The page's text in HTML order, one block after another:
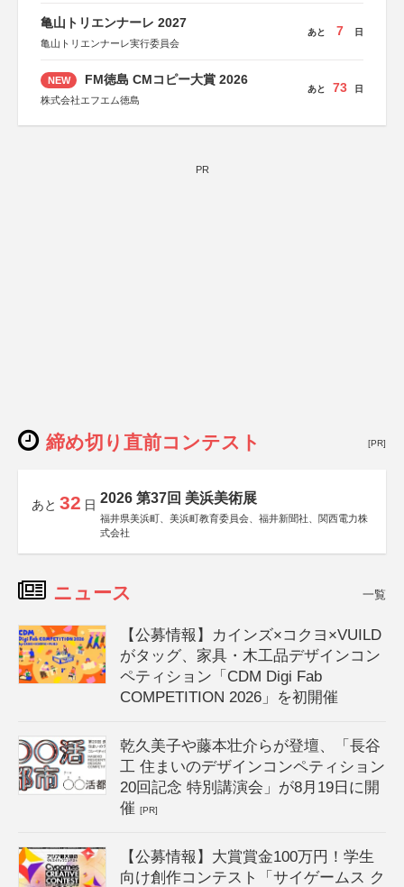
亀山トリエンナーレ 2027
亀山トリエンナーレ実行委員会
あと 7 日
NEW FM徳島 CMコピー大賞 2026
株式会社エフエム徳島
あと 73 日
PR
締め切り直前コンテスト [PR]
あと 32 日 2026 第37回 美浜美術展
福井県美浜町、美浜町教育委員会、福井新聞社、関西電力株
式会社
ニュース 一覧
【公募情報】カインズ×コクヨ×VUILD
がタッグ、家具・木工品デザインコン
ペティション「CDM Digi Fab
COMPETITION 2026」を初開催
乾久美子や藤本壮介らが登壇、「長谷
工 住まいのデザインコンペティション
20回記念 特別講演会」が8月19日に開
催[PR]
【公募情報】大賞賞金100万円！学生
向け創作コンテスト「サイゲームス ク